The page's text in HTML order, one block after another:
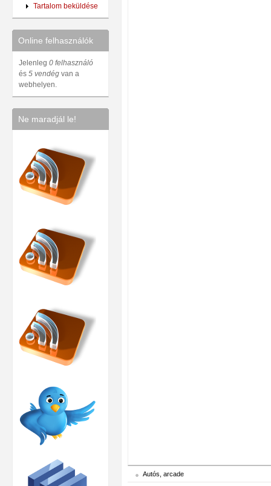
Tartalom beküldése
Online felhasználók
Jelenleg 0 felhasználó
és 5 vendég van a
webhelyen.
Ne maradjál le!
Autós, arcade